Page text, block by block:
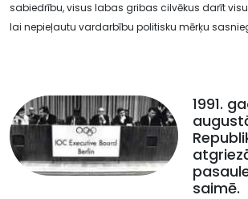
sabiedrību, visus labas gribas cilvēkus darīt
lai nepieļautu vardarbību politisku mērķu
1991.
saimē.